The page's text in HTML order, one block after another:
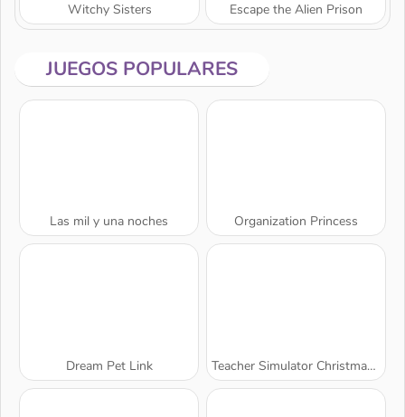
Witchy Sisters Escape the Alien Prison
JUEGOS POPULARES
Las mil y una noches Organization Princess
Dream Pet Link Teacher Simulator Christmas Exam